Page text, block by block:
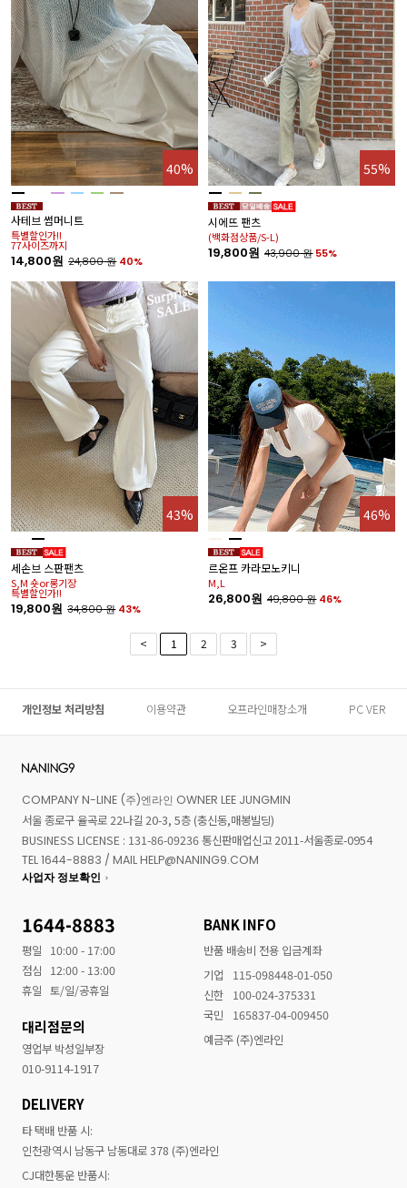
40%
사테브 썸머니트
특별할인가!!
77사이즈까지
14,800원 24,800원 40%
55%
시에뜨 팬츠
(백화점상품/S-L)
19,800원 43,900원 55%
43%
세손브 스판팬츠
S,M 숏or롱기장
특별할인가!!
19,800원 34,800원 43%
46%
르온프 카라모노키니
M,L
26,800원 49,800원 46%
< 1 2 3 >
개인정보 처리방침 이용약관 오프라인매장소개 PC VER
COMPANY N-LINE (주)엔라인 OWNER LEE JUNGMIN
서울 종로구 율곡로 22나길 20-3, 5층 (충신동,매봉빌딩)
BUSINESS LICENSE : 131-86-09236 통신판매업신고 2011-서울종로-0954
TEL 1644-8883 / MAIL HELP@NANING9.COM
사업자 정보확인
1644-8883
평일
10:00 - 17:00
점심
12:00 - 13:00
휴일 토/일/공휴일
대리점문의
영업부 박성일부장
010-9114-1917
BANK INFO
반품 배송비 전용 입금계좌
기업
115-098448-01-050
신한
100-024-375331
국민
165837-04-009450
예금주 (주)엔라인
DELIVERY
타 택배 반품 시:
인천광역시 남동구 남동대로 378 (주)엔라인
CJ대한통운 반품시: